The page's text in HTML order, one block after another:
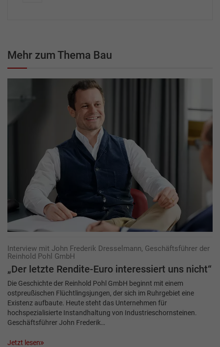
Mehr zum Thema Bau
Interview mit John Frederik Dresselmann, Geschäftsführer der
Reinhold Pohl GmbH
„Der letzte Rendite-Euro interessiert uns nicht“
Die Geschichte der Reinhold Pohl GmbH beginnt mit einem
ostpreußischen Flüchtlingsjungen, der sich im Ruhrgebiet eine
Existenz aufbaute. Heute steht das Unternehmen für
hochspezialisierte Instandhaltung von Industrieschornsteinen.
Geschäftsführer John Frederik…
Jetzt lesen